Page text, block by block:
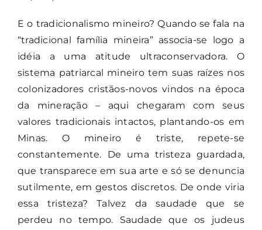
E o tradicionalismo mineiro? Quando se fala na
“tradicional família mineira” associa-se logo a
idéia a uma atitude ultraconservadora. O
sistema patriarcal mineiro tem suas raízes nos
colonizadores cristãos-novos vindos na época
da mineração – aqui chegaram com seus
valores tradicionais intactos, plantando-os em
Minas. O mineiro é triste, repete-se
constantemente. De uma tristeza guardada,
que transparece em sua arte e só se denuncia
sutilmente, em gestos discretos. De onde viria
essa tristeza? Talvez da saudade que se
perdeu no tempo. Saudade que os judeus